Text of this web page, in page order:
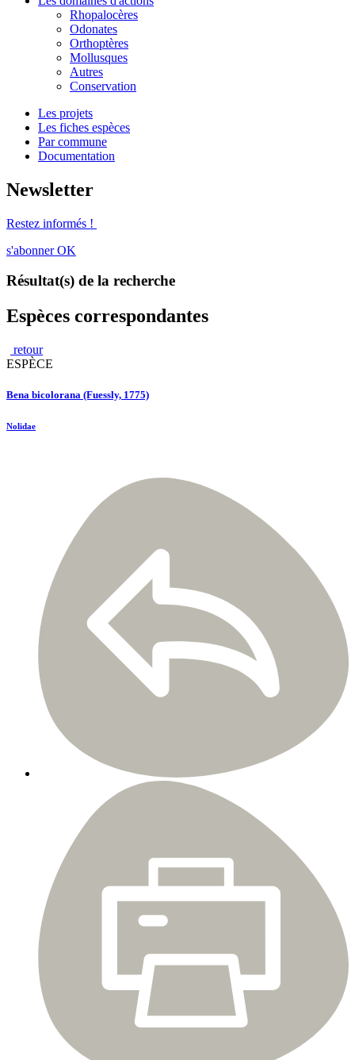
Rhopalocères
Odonates
Orthoptères
Mollusques
Autres
Conservation
Les projets
Les fiches espèces
Par commune
Documentation
Newsletter
Restez informés !
s'abonner OK
Résultat(s) de la recherche
Espèces correspondantes
retour
ESPÈCE
Bena bicolorana (Fuessly, 1775)
Nolidae